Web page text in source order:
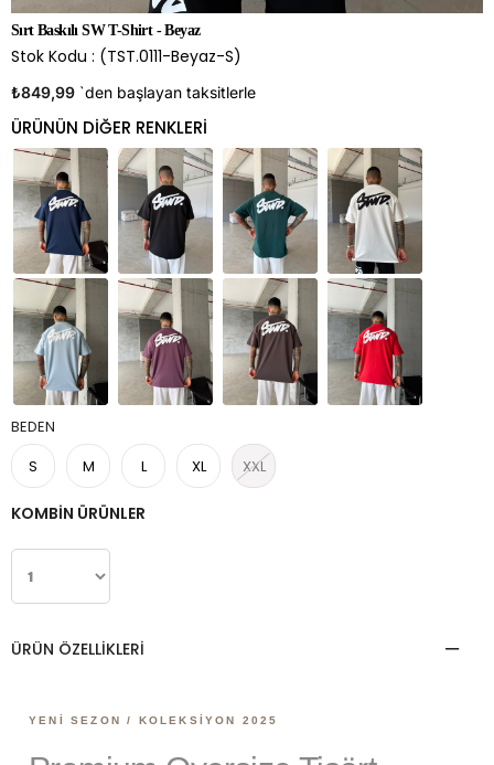
Sırt Baskılı SW T-Shirt - Beyaz
Stok Kodu (TST.0111-Beyaz-S)
₺849,99 `den başlayan taksitlerle
BEDEN
S
M L XL XXL
ÜRÜN ÖZELLIKLERI
YENI SEZON / KOLEKSIYON 2025